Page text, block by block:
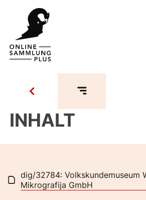
INHALT
dig/32784: Volkskundemuseum
Mikrografija GmbH